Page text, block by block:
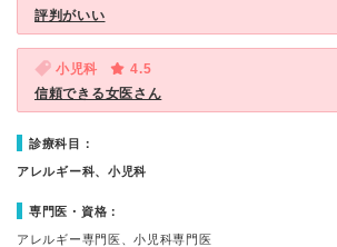
評判がいい
小児科
4.5
信頼できる女医さん
診療科目：
アレルギー科、小児科
専門医・資格：
アレルギー専門医、小児科専門医